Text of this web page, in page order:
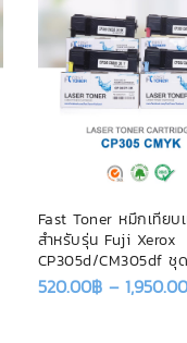
Fast Toner หมึกเทียบ
สำหรับรุ่น Fuji Xerox
CP305d/CM305df ชุ
520.00฿– 1,950.00